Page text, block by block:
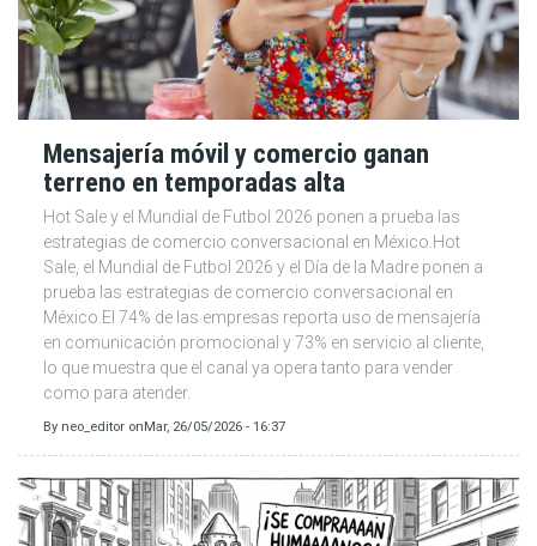
Mensajería móvil y comercio ganan
terreno en temporadas alta
Hot Sale y el Mundial de Futbol 2026 ponen a prueba las
estrategias de comercio conversacional en México.Hot
Sale, el Mundial de Futbol 2026 y el Día de la Madre ponen a
prueba las estrategias de comercio conversacional en
México.El 74% de las empresas reporta uso de mensajería
en comunicación promocional y 73% en servicio al cliente,
lo que muestra que el canal ya opera tanto para vender
como para atender.
By neo_editor on Mar, 26/05/2026 - 16:37